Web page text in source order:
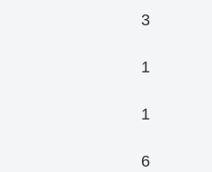
3
1
1
6